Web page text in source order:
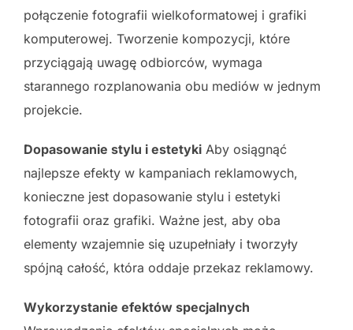
połączenie fotografii wielkoformatowej i grafiki
komputerowej. Tworzenie kompozycji, które
przyciągają uwagę odbiorców, wymaga
starannego rozplanowania obu mediów w jednym
projekcie.
Dopasowanie stylu i estetyki Aby osiągnąć
najlepsze efekty w kampaniach reklamowych,
konieczne jest dopasowanie stylu i estetyki
fotografii oraz grafiki. Ważne jest, aby oba
elementy wzajemnie się uzupełniały i tworzyły
spójną całość, która oddaje przekaz reklamowy.
Wykorzystanie efektów specjalnych